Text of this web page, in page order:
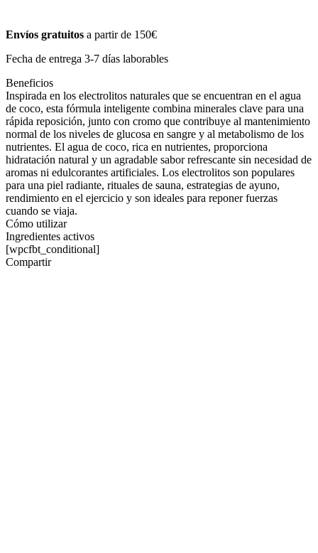
Envíos gratuitos a partir de 150€
Fecha de entrega 3-7 días laborables
Beneficios
Inspirada en los electrolitos naturales que se encuentran en el agua
de coco, esta fórmula inteligente combina minerales clave para una
rápida reposición, junto con cromo que contribuye al mantenimiento
normal de los niveles de glucosa en sangre y al metabolismo de los
nutrientes. El agua de coco, rica en nutrientes, proporciona
hidratación natural y un agradable sabor refrescante sin necesidad de
aromas ni edulcorantes artificiales. Los electrolitos son populares
para una piel radiante, rituales de sauna, estrategias de ayuno,
rendimiento en el ejercicio y son ideales para reponer fuerzas
cuando se viaja.
Cómo utilizar
Ingredientes activos
[wpcfbt_conditional]
Compartir